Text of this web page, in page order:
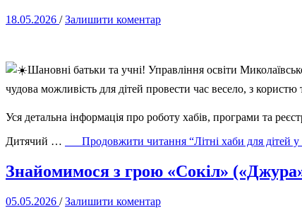
18.05.2026 /Залишити коментар
Шановні батьки та учні! Управління освіти
чудова можливість для дітей провести час весело, з користю
Уся детальна інформація про роботу хабів, програми та
Дитячий …
Продовжити читання “Літні хаби для дітей
Знайомимося з грою «Сокіл»
05.05.2026 /Залишити коментар